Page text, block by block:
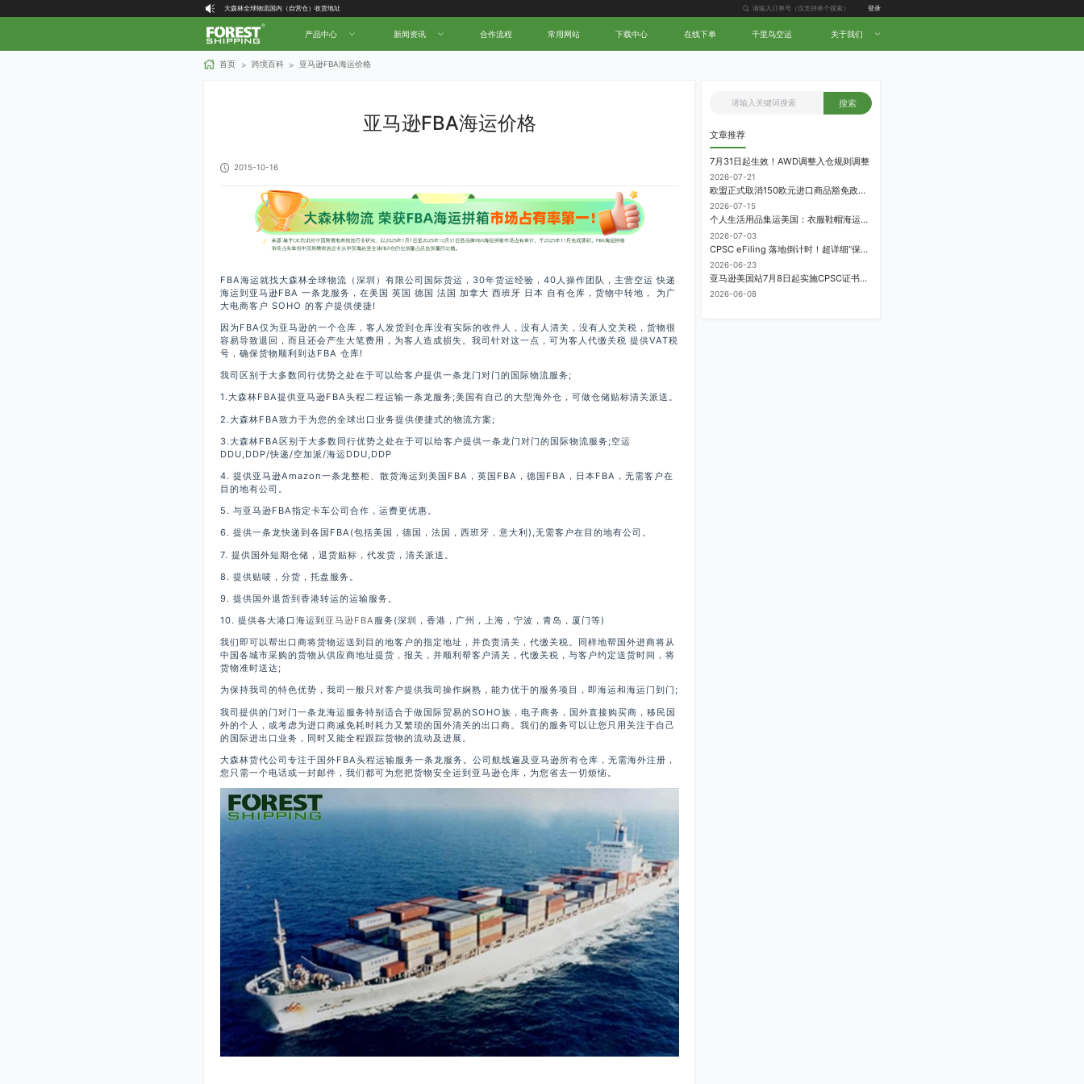
大森林全球物流国内（自营仓）收货地址
大森林16周年庆福利就位，超多好礼等你拿！
登录
产品中心 新闻资讯 合作流程 常用网站 下载中心 在线下单 千里鸟空运 关于我们
首页 > 跨境百科 > 亚马逊FBA海运价格
亚马逊FBA海运价格
2015-10-16
FBA海运就找大森林全球物流（深圳）有限公司国际货运，30年货运经验，40人操作团队，主营空运 快递
海运到亚马逊FBA 一条龙服务，在美国 英国 德国 法国 加拿大 西班牙 日本 自有仓库，货物中转地， 为广
大电商客户 SOHO 的客户提供便捷!
因为FBA仅为亚马逊的一个仓库，客人发货到仓库没有实际的收件人，没有人清关，没有人交关税，货物很
容易导致退回，而且还会产生大笔费用，为客人造成损失。我司针对这一点，可为客人代缴关税 提供VAT税
号，确保货物顺利到达FBA 仓库!
我司区别于大多数同行优势之处在于可以给客户提供一条龙门对门的国际物流服务;
1.大森林FBA提供亚马逊FBA头程二程运输一条龙服务;美国有自己的大型海外仓，可做仓储贴标清关派送。
2.大森林FBA致力于为您的全球出口业务提供便捷式的物流方案;
3.大森林FBA区别于大多数同行优势之处在于可以给客户提供一条龙门对门的国际物流服务;空运
DDU,DDP/快递/空加派/海运DDU,DDP
4. 提供亚马逊Amazon一条龙整柜、散货海运到美国FBA，英国FBA，德国FBA，日本FBA，无需客户在
目的地有公司。
5. 与亚马逊FBA指定卡车公司合作，运费更优惠。
6. 提供一条龙快递到各国FBA(包括美国，德国，法国，西班牙，意大利),无需客户在目的地有公司。
7. 提供国外短期仓储，退货贴标，代发货，清关派送。
8. 提供贴唛，分货，托盘服务。
9. 提供国外退货到香港转运的运输服务。
10. 提供各大港口海运到 亚马逊FBA 服务(深圳，香港，广州，上海，宁波，青岛，厦门等)
我们即可以帮出口商将货物运送到目的地客户的指定地址，并负责清关，代缴关税。同样地帮国外进商将从
中国各城市采购的货物从供应商地址提货，报关，并顺利帮客户清关，代缴关税，与客户约定送货时间，将
货物准时送达;
为保持我司的特色优势，我司一般只对客户提供我司操作娴熟，能力优于的服务项目，即海运和海运门到门;
我司提供的门对门一条龙海运服务特别适合于做国际贸易的SOHO族，电子商务，国外直接购买商，移民国
外的个人，或考虑为进口商减免耗时耗力又繁琐的国外清关的出口商。我们的服务可以让您只用关注于自己
的国际进出口业务，同时又能全程跟踪货物的流动及进展。
大森林货代公司专注于国外FBA头程运输服务一条龙服务。公司航线遍及亚马逊所有仓库，无需海外注册，
您只需一个电话或一封邮件，我们都可为您把货物安全运到亚马逊仓库，为您省去一切烦恼。
搜索
文章推荐
7月31日起生效！AWD调整入仓规则调整
2026-07-21
欧盟正式取消150欧元进口商品豁免政策，每件加征3欧元进口关税
2026-07-15
个人生活用品集运美国：衣服鞋帽海运计费方式
2026-07-03
CPSC eFiling 落地倒计时！超详细“保姆级”实操指南来了！
2026-06-23
亚马逊美国站7月8日起实施CPSC证书电子申报要求，FBA受管制商品需提前申报
2026-06-08